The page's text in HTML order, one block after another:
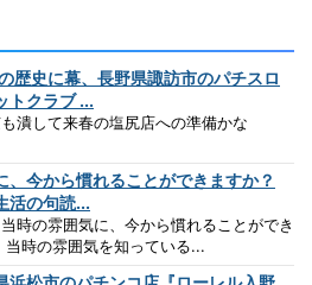
歴史に幕、長野県諏訪市のパチスロ
トクラブ ...
潰して来春の塩尻店への準備かな
、今から慣れることができますか？
活の句読...
時の雰囲気に、今から慣れることができ
当時の雰囲気を知っている...